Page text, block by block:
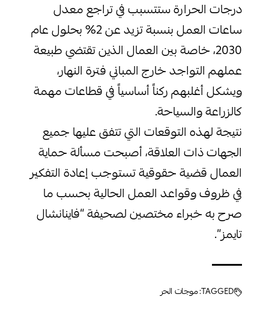
درجات الحرارة ستتسبب في تراجع معدل
ساعات العمل بنسبة تزيد عن 2% بحلول عام
2030، خاصة بين العمال الذين تقتضي طبيعة
عملهم التواجد خارج المباني فترة النهار،
ويشكل أغلبهم ركناً أساسياً في قطاعات مهمة
كالزراعة والسياحة.
نتيجة لهذه التوقعات التي تتفق عليها جميع
الجهات ذات العلاقة، أصبحت مسألة حماية
العمال قضية حقوقية تستوجب إعادة التفكير
في ظروف وقواعد العمل الحالية بحسب ما
صرح به خبراء مختصين لصحيفة “فاينانشال
تايمز”.
TAGGED: موجات الحر